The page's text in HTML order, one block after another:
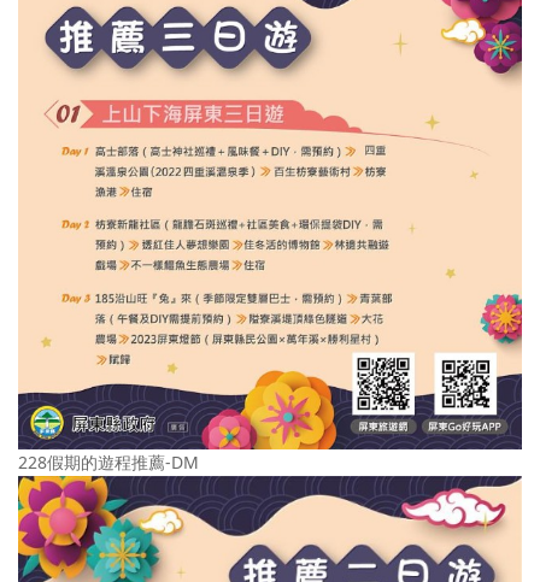
228假期的遊程推薦-DM